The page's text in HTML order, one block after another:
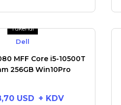
Tükendi
Dell
MFF Core i5-10500T
256GB Win10Pro
USD + KDV